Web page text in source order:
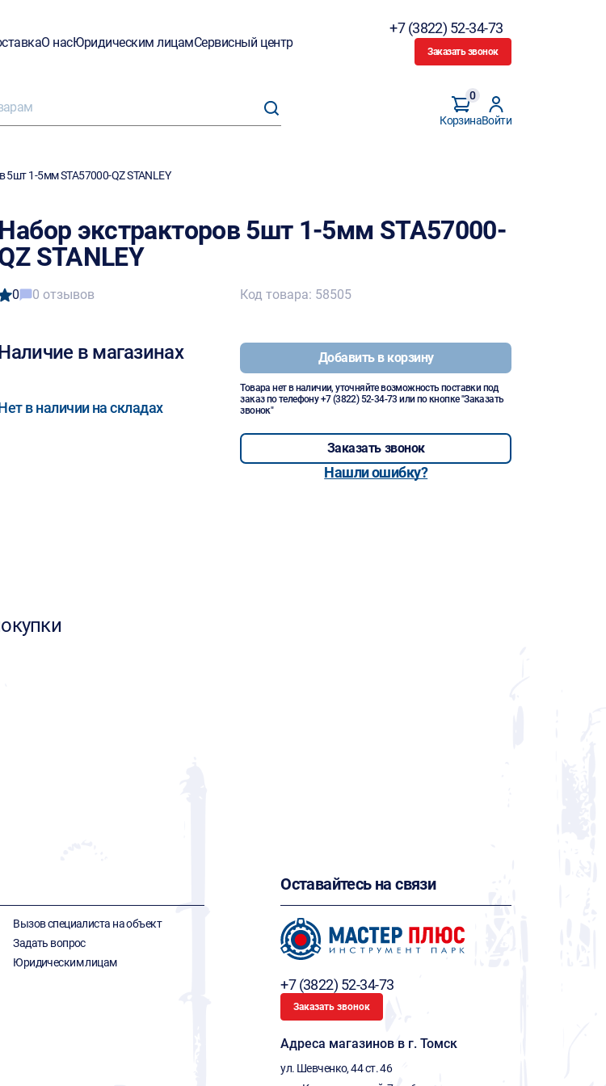
О насЮридическим лицамСервисный центр
+7 (3822) 52-34-73
Заказать звонок
Корзина
0
Войти
5шт 1-5мм STA57000-QZ STANLEY
Набор экстракторов 5шт 1-5мм STA57000-
STANLEY
0 0 отзывов
в магазинах
в наличии на складах
Код товара: 58505
Добавить в корзину
Товара нет в наличии, уточняйте возможность поставки под
заказ по телефону+7 (3822) 52-34-73 или по кнопке "Заказать
звонок"
Заказать звонок
Нашли ошибку?
Вызов специалиста на объект
Задать вопрос
Юридическим лицам
Оставайтесь на связи
+7 (3822) 52-34-73
Заказать звонок
Адреса магазинов в г. Томск
ул. Шевченко, 44 ст. 46